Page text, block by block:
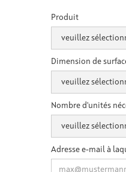
Produit
Dimension de
Nombre d'unités
Adresse e-mail à